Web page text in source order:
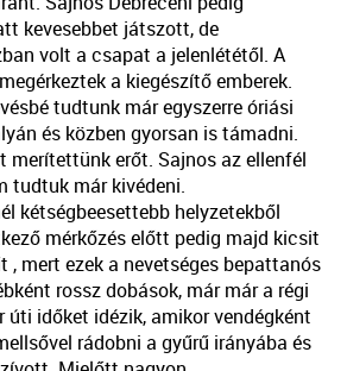
kevesebbet játszott, de
volt a csapat a jelenlététől. A
a kiegészítő emberek.
tudtunk már egyszerre óriási
és közben gyorsan is támadni.
merítettünk erőt. Sajnos az ellenfél
tudtuk már kivédeni.
kétségbeesettebb helyzetekből
mérkőzés előtt pedig majd kicsit
, mert ezek a nevetséges bepattanós
rossz dobások, már már a régi
úti időket idézik, amikor vendégként
rádobni a gyűrű irányába és